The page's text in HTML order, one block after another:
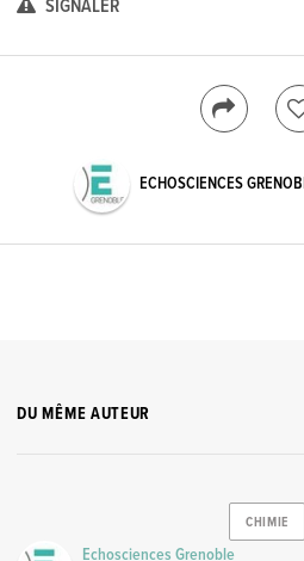
SIGNALER
ECHOSCIENCES
DU MÊME AUTEUR
CHIMIE
Echosciences Grenoble